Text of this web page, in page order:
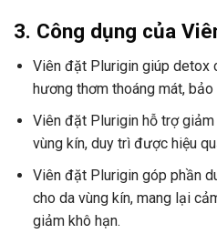
3. Công dụng của
Viên đặt Plurigin giúp detox
hương thơm thoáng mát,
Viên đặt Plurigin hỗ trợ
vùng kín, duy trì được hiệu
Viên đặt Plurigin góp phần
cho da vùng kín, mang lại
giảm khô hạn.